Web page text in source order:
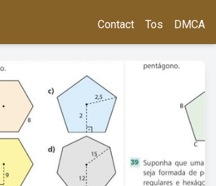
Contact Tos DMCA